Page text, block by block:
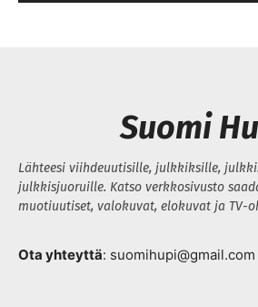
Suomi
Lähteesi viihdeuutisille, julkkiksille,
julkkisjuoruille. Katso verkkosivusto
muotiuutiset, valokuvat, elokuvat ja TV-
Ota yhteyttä: suomihupi@gmail.com